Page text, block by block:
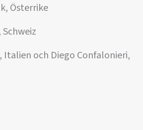
Österrike
Schweiz
Italien och Diego Confalonieri,